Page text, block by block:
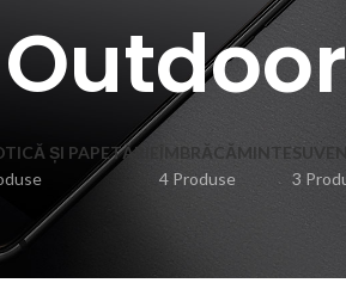
Outdoor
ȘI PAPETĂRIE
ÎMBRĂCĂMINTE
4 Produse
3